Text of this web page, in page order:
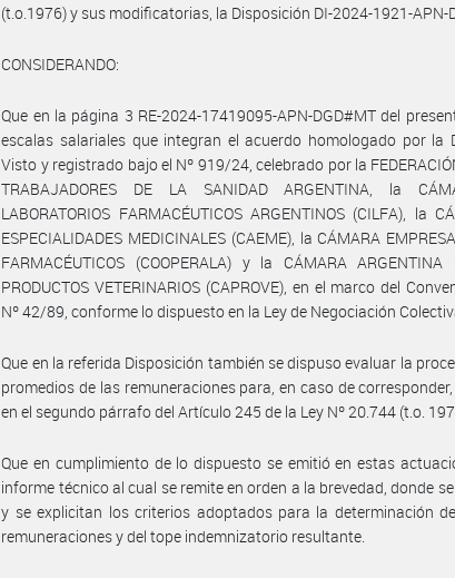
(t.o.1976) y sus modificatorias, la Disposición DI-2024-1921-APN-
CONSIDERANDO:
Que en la página 3 RE-2024-17419095-APN-DGD#MT del
escalas salariales que integran el acuerdo homologado por la
Visto y registrado bajo el Nº 919/24, celebrado por la
TRABAJADORES DE LA SANIDAD ARGENTINA, la
LABORATORIOS FARMACÉUTICOS ARGENTINOS (CILFA), la
ESPECIALIDADES MEDICINALES (CAEME), la CÁMARA
FARMACÉUTICOS (COOPERALA) y la CÁMARA
PRODUCTOS VETERINARIOS (CAPROVE), en el marco del
Nº 42/89, conforme lo dispuesto en la Ley de Negociación
Que en la referida Disposición también se dispuso evaluar la
promedios de las remuneraciones para, en caso de
en el segundo párrafo del Artículo 245 de la Ley Nº 20.744 (t.o.
Que en cumplimiento de lo dispuesto se emitió en estas
informe técnico al cual se remite en orden a la brevedad, donde
y se explicitan los criterios adoptados para la determinación
remuneraciones y del tope indemnizatorio resultante.